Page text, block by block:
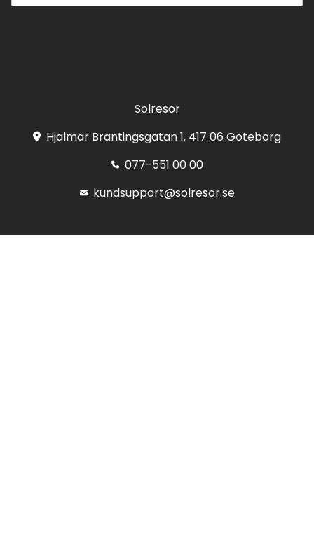
Solresor
Hjalmar Brantingsgatan 1, 417 06 Göteborg
077-551 00 00
kundsupport@solresor.se